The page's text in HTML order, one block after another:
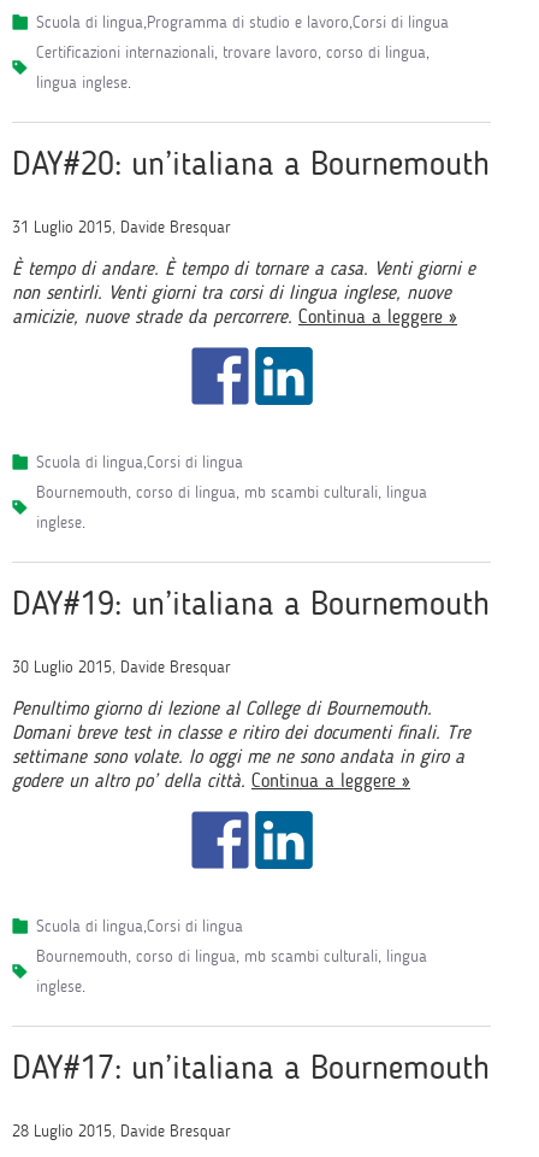
Scuola di lingua,Programma di studio e lavoro,Corsi di lingua
certificazioni internazionali, trovare lavoro, corso di lingua,
lingua inglese.
DAY#20: un’italiana a Bournemouth
31 Luglio 2015, Davide Bresquar
È tempo di andare. È tempo di tornare a casa. Venti giorni e
non sentirli. Venti giorni tra corsi di lingua inglese, nuove
amicizie, nuove strade da percorrere. Continua a leggere »
Scuola di lingua,Corsi di lingua
bournemouth, corso di lingua, mb scambi culturali, lingua
inglese.
DAY#19: un’italiana a Bournemouth
30 Luglio 2015, Davide Bresquar
Penultimo giorno di lezione al College di Bournemouth.
Domani breve test in classe e ritiro dei documenti finali. Tre
settimane sono volate. Io oggi me ne sono andata in giro a
godere un altro po’ della città. Continua a leggere »
Scuola di lingua,Corsi di lingua
bournemouth, corso di lingua, mb scambi culturali, lingua
inglese.
DAY#17: un’italiana a Bournemouth
28 Luglio 2015, Davide Bresquar